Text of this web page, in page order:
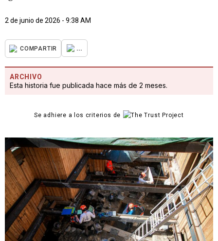
2 de junio de 2026 - 9:38 AM
COMPARTIR ...
ARCHIVO
Esta historia fue publicada hace más de 2 meses.
Se adhiere a los criterios de